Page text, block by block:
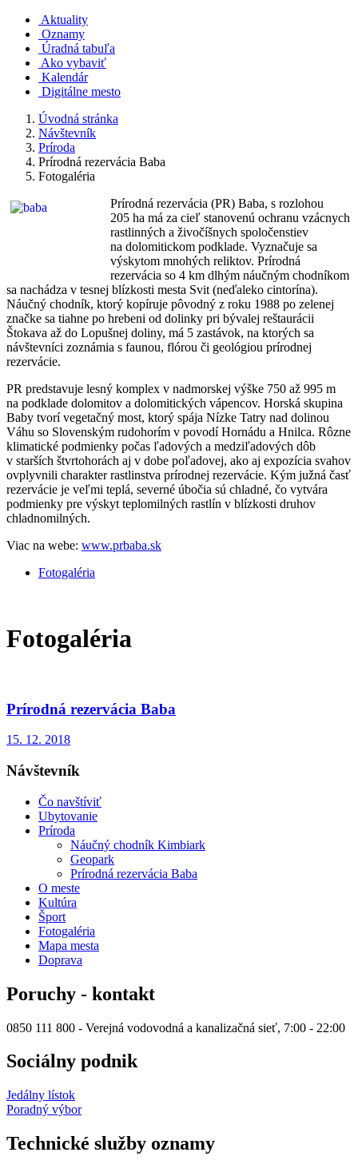
Aktuality
Oznamy
Úradná tabuľa
Ako vybaviť
Kalendár
Digitálne mesto
Úvodná stránka
Návštevník
Príroda
Prírodná rezervácia Baba
Fotogaléria
Prírodná rezervácia (PR) Baba, s rozlohou
205 ha má za cieľ stanovenú ochranu vzácnych
rastlinných a živočíšnych spoločenstiev
na dolomitickom podklade. Vyznačuje sa
výskytom mnohých reliktov. Prírodná
rezervácia so 4 km dlhým náučným chodníkom
sa nachádza v tesnej blízkosti mesta Svit (neďaleko cintorína).
Náučný chodník, ktorý kopíruje pôvodný z roku 1988 po zelenej
značke sa tiahne po hrebeni od dolinky pri bývalej reštaurácii
Štokava až do Lopušnej doliny, má 5 zastávok, na ktorých sa
návštevníci zoznámia s faunou, flórou či geológiou prírodnej
rezervácie.
PR predstavuje lesný komplex v nadmorskej výške 750 až 995 m
na podklade dolomitov a dolomitických vápencov. Horská skupina
Baby tvorí vegetačný most, ktorý spája Nízke Tatry nad dolinou
Váhu so Slovenským rudohorím v povodí Hornádu a Hnilca. Rôzne
klimatické podmienky počas ľadových a medziľadových dôb
v starších štvrtohorách aj v dobe poľadovej, ako aj expozícia svahov
ovplyvnili charakter rastlinstva prírodnej rezervácie. Kým južná časť
rezervácie je veľmi teplá, severné úbočia sú chladné, čo vytvára
podmienky pre výskyt teplomilných rastlín v blízkosti druhov
chladnomilných.
Viac na webe: www.prbaba.sk
Fotogaléria
Fotogaléria
Prírodná rezervácia Baba
15. 12. 2018
Návštevník
Čo navštíviť
Ubytovanie
Príroda
Náučný chodník Kimbiark
Geopark
Prírodná rezervácia Baba
O meste
Kultúra
Šport
Fotogaléria
Mapa mesta
Doprava
Poruchy - kontakt
0850 111 800 - Verejná vodovodná a kanalizačná sieť, 7:00 - 22:00
Sociálny podnik
Jedálny lístok
Poradný výbor
Technické služby oznamy